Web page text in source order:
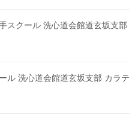
スクール 洗心道会館道玄坂支部
ル 洗心道会館道玄坂支部 カラテ